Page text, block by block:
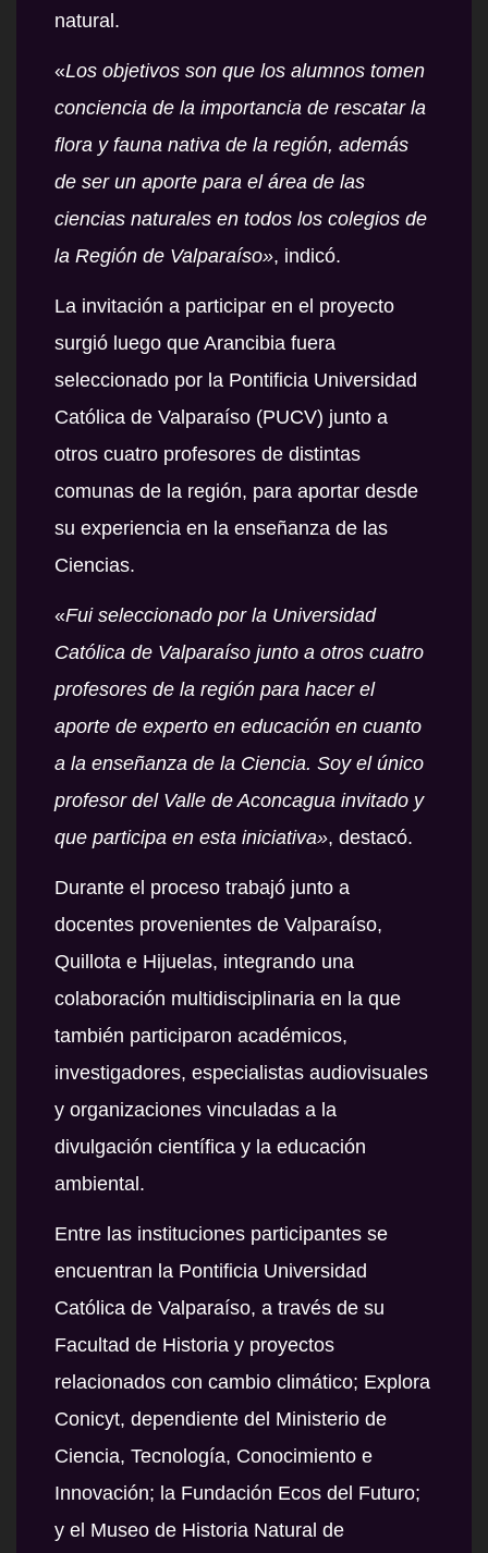
natural.
«Los objetivos son que los alumnos tomen
conciencia de la importancia de rescatar la
flora y fauna nativa de la región, además
de ser un aporte para el área de las
ciencias naturales en todos los colegios de
la Región de Valparaíso», indicó.
La invitación a participar en el proyecto
surgió luego que Arancibia fuera
seleccionado por la Pontificia Universidad
Católica de Valparaíso (PUCV) junto a
otros cuatro profesores de distintas
comunas de la región, para aportar desde
su experiencia en la enseñanza de las
Ciencias.
«Fui seleccionado por la Universidad
Católica de Valparaíso junto a otros cuatro
profesores de la región para hacer el
aporte de experto en educación en cuanto
a la enseñanza de la Ciencia. Soy el único
profesor del Valle de Aconcagua invitado y
que participa en esta iniciativa», destacó.
Durante el proceso trabajó junto a
docentes provenientes de Valparaíso,
Quillota e Hijuelas, integrando una
colaboración multidisciplinaria en la que
también participaron académicos,
investigadores, especialistas audiovisuales
y organizaciones vinculadas a la
divulgación científica y la educación
ambiental.
Entre las instituciones participantes se
encuentran la Pontificia Universidad
Católica de Valparaíso, a través de su
Facultad de Historia y proyectos
relacionados con cambio climático; Explora
Conicyt, dependiente del Ministerio de
Ciencia, Tecnología, Conocimiento e
Innovación; la Fundación Ecos del Futuro;
y el Museo de Historia Natural de